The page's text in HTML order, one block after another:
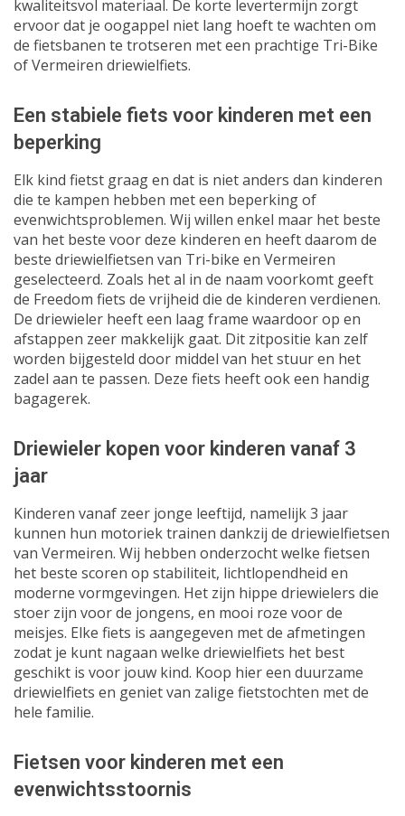
kwaliteitsvol materiaal. De korte levertermijn zorgt
ervoor dat je oogappel niet lang hoeft te wachten om
de fietsbanen te trotseren met een prachtige Tri-Bike
of Vermeiren driewielfiets.
Een stabiele fiets voor kinderen met een
beperking
Elk kind fietst graag en dat is niet anders dan kinderen
die te kampen hebben met een beperking of
evenwichtsproblemen. Wij willen enkel maar het beste
van het beste voor deze kinderen en heeft daarom de
beste driewielfietsen van Tri-bike en Vermeiren
geselecteerd. Zoals het al in de naam voorkomt geeft
de Freedom fiets de vrijheid die de kinderen verdienen.
De driewieler heeft een laag frame waardoor op en
afstappen zeer makkelijk gaat. Dit zitpositie kan zelf
worden bijgesteld door middel van het stuur en het
zadel aan te passen. Deze fiets heeft ook een handig
bagagerek.
Driewieler kopen voor kinderen vanaf 3
jaar
Kinderen vanaf zeer jonge leeftijd, namelijk 3 jaar
kunnen hun motoriek trainen dankzij de driewielfietsen
van Vermeiren. Wij hebben onderzocht welke fietsen
het beste scoren op stabiliteit, lichtlopendheid en
moderne vormgevingen. Het zijn hippe driewielers die
stoer zijn voor de jongens, en mooi roze voor de
meisjes. Elke fiets is aangegeven met de afmetingen
zodat je kunt nagaan welke driewielfiets het best
geschikt is voor jouw kind. Koop hier een duurzame
driewielfiets en geniet van zalige fietstochten met de
hele familie.
Fietsen voor kinderen met een
evenwichtsstoornis